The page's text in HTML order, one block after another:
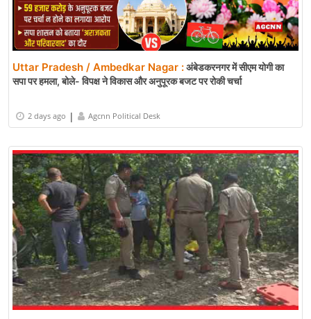
Uttar Pradesh / Ambedkar Nagar :अंबेडकरनगर में सीएम योगी का
सपा पर हमला, बोले- विपक्ष ने विकास और अनुपूरक बजट पर रोकी चर्चा
2 days ago | Agcnn Political Desk